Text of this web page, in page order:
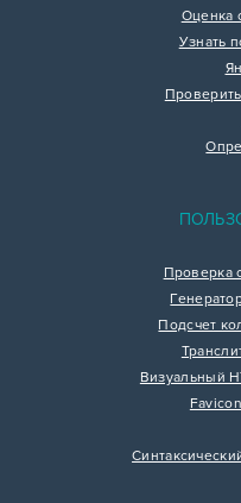
Оценка
Узнать
Проверка
Подсчет
Визуальный